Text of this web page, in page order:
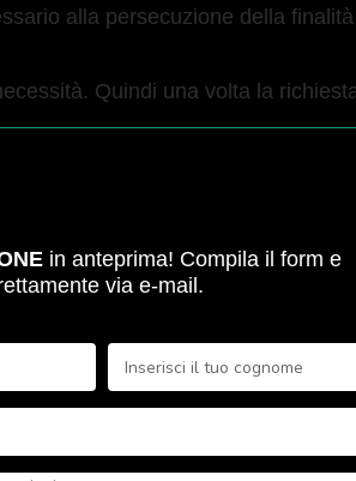
alla persecuzione della
Quindi una volta la
tramite soggetti
della Società nominati
società esterne e di supporto
i dati personali in forza di
in anteprima! Compila il form e
via e-mail.